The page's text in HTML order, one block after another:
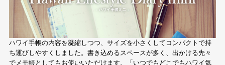
ハワイ手帳の内容を凝縮しつつ、サイズを小さくしてコンパクトで持
ち運びしやすくしました。書き込めるスペースが多く、出かける先々
でメモ帳としてもお使いいただけます。「いつでもどこでもハワイ気